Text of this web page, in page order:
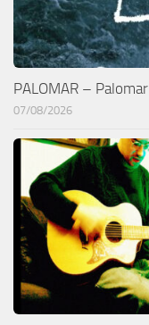
PALOMAR – Palomar
07/08/2026